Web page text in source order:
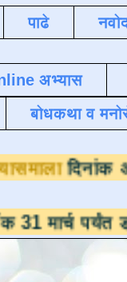
पाढे
अभ्यास
बोधकथा व
दैनंदिन